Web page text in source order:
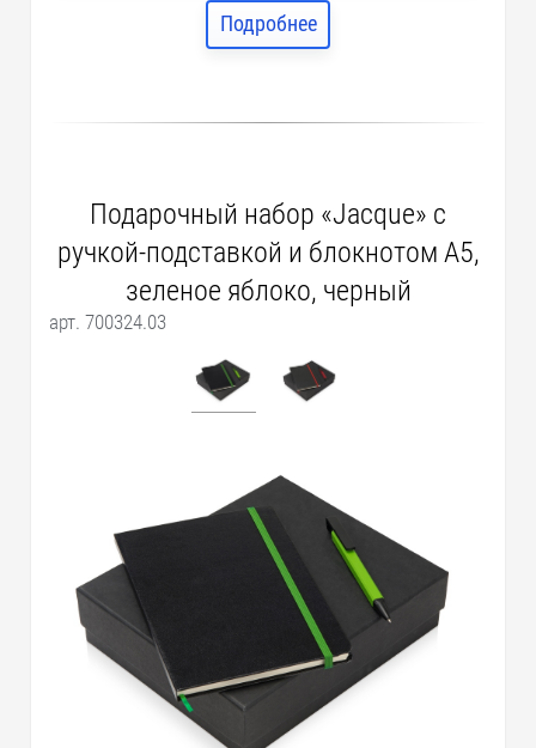
Подробнее
Подарочный набор «Jacque» с
ручкой-подставкой и блокнотом А5,
зеленое яблоко, черный
арт. 700324.03